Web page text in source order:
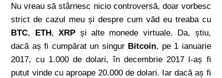
Nu vreau să stârnesc nicio controversă, doar vorbesc
strict de cazul meu și despre cum văd eu treaba cu
BTC, ETH,XRP și alte monede virtuale. Da, știu,
dacă aș fi cumpărat un singur Bitcoin, pe 1 ianuarie
2017, cu 1.000 de dolari, în decembrie 2017 l-aș fi
putut vinde cu aproape 20.000 de dolari. Iar dacă aș fi